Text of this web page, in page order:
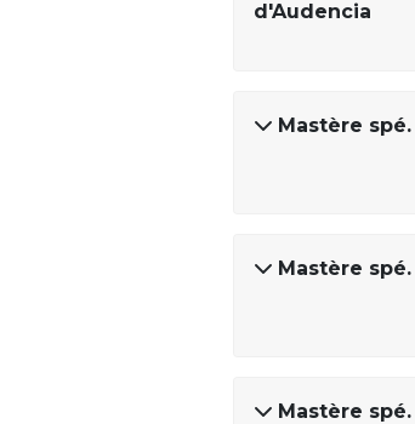
d'Audencia
Mastère
Mastère
Mastère